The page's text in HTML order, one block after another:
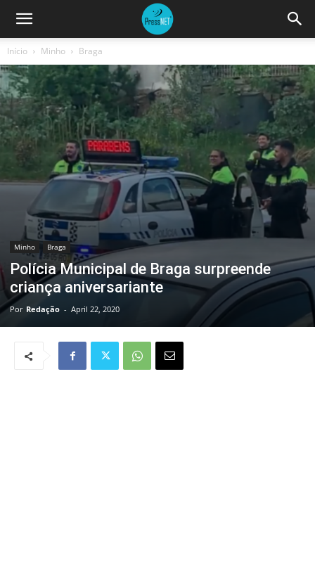
Início Minho Braga
Minho Braga
Polícia Municipal de Braga surpreende
criança aniversariante
Por Redação - April 22, 2020